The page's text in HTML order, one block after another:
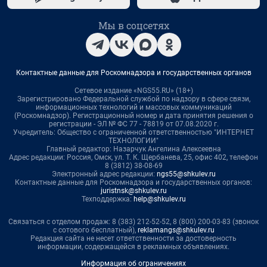
Мы в соцсетях
Контактные данные для Роскомнадзора и государственных органов
Сетевое издание «NGS55.RU» (18+)
Зарегистрировано Федеральной службой по надзору в сфере связи,
информационных технологий и массовых коммуникаций
(Роскомнадзор). Регистрационный номер и дата принятия решения о
регистрации - ЭЛ № ФС 77 - 78819 от 07.08.2020 г.
Учредитель: Общество с ограниченной ответственностью "ИНТЕРНЕТ
ТЕХНОЛОГИИ"
Главный редактор: Назарчук Ангелина Алексеевна
Адрес редакции: Россия, Омск, ул. Т. К. Щербанева, 25, офис 402, телефон
8 (3812) 38-08-69
Электронный адрес редакции: ngs55@shkulev.ru
Контактные данные для Роскомнадзора и государственных органов:
juristnsk@shkulev.ru
Техподдержка: help@shkulev.ru
Связаться с отделом продаж: 8 (383) 212-52-52, 8 (800) 200-03-83 (звонок
с сотового бесплатный), reklamangs@shkulev.ru
Редакция сайта не несет ответственности за достоверность
информации, содержащейся в рекламных объявлениях.
Информация об ограничениях